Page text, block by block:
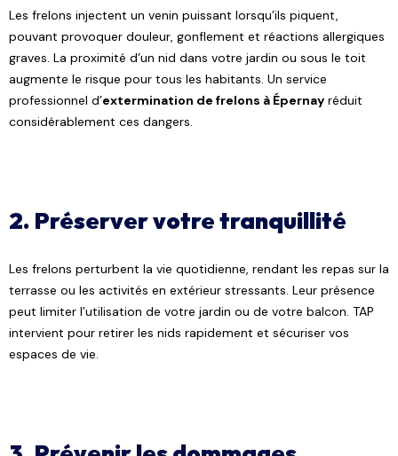
Les frelons injectent un venin puissant lorsqu’ils piquent,
pouvant provoquer douleur, gonflement et réactions allergiques
graves. La proximité d’un nid dans votre jardin ou sous le toit
augmente le risque pour tous les habitants. Un service
professionnel d’extermination de frelons à Épernay réduit
considérablement ces dangers.
2. Préserver votre tranquillité
Les frelons perturbent la vie quotidienne, rendant les repas sur la
terrasse ou les activités en extérieur stressants. Leur présence
peut limiter l’utilisation de votre jardin ou de votre balcon. TAP
intervient pour retirer les nids rapidement et sécuriser vos
espaces de vie.